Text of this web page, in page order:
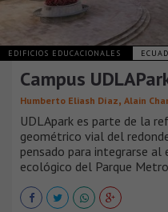
EDIFICIOS EDUCACIONALES
Campus
Humberto Eliash Díaz, Alain
UDLApark es parte de la
geométrico vial del
pensado para integrarse
ecológico del Parque